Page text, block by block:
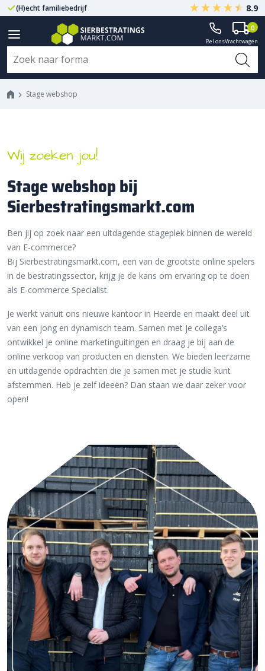
(H)echt familiebedrijf Gegarandeerd A-kwaliteit
8.9
Bel onsVrachtwagen
0
Stage webshop
Wij zoeken jou!
Stage webshop bij
Sierbestratingsmarkt.com
Ben jij op zoek naar een uitdagende stageplek binnen de wereld
van E-commerce?
Bij Sierbestratingsmarkt.com, een van de grootste online spelers
in de bestratingssector, krijg je de kans om ervaring op te doen
als E-commerce Specialist.
Je werkt vanuit ons nieuwe kantoor in Heerde en maakt deel uit
van een jong en dynamisch team. Samen met je collega’s
ontwikkel je online marketinguitingen en draag je bij aan de
online verkoop van producten en diensten. We bieden leerzame
en uitdagende opdrachten die je samen met je studie kunt
afstemmen. Heb je zelf ideeën? Dan staan we daar zeker voor
open!